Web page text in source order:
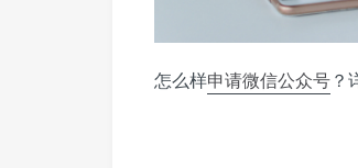
怎么样申请微信公众号 ？